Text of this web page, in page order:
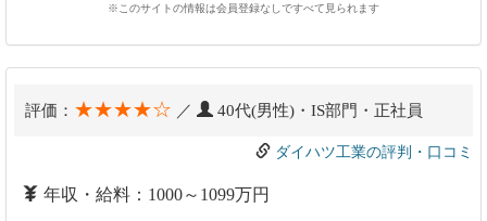
※このサイトの情報は会員登録なしですべて見られます
評価： ★★★★☆ ／ 40代(男性)・IS部門・正社員
ダイハツ工業の評判・口コミ
年収・給料：1000～1099万円